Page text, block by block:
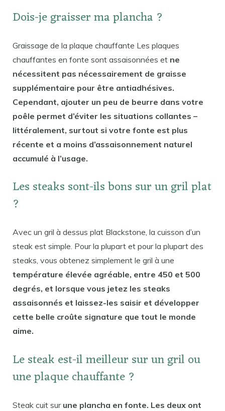
Dois-je graisser ma plancha ?
Graissage de la plaque chauffante Les plaques
chauffantes en fonte sont assaisonnées et ne
nécessitent pas nécessairement de graisse
supplémentaire pour être antiadhésives.
Cependant, ajouter un peu de beurre dans votre
poêle permet d’éviter les situations collantes –
littéralement, surtout si votre fonte est plus
récente et a moins d’assaisonnement naturel
accumulé à l’usage.
Les steaks sont-ils bons sur un gril plat
?
Avec un gril à dessus plat Blackstone, la cuisson d’un
steak est simple. Pour la plupart et pour la plupart des
steaks, vous obtenez simplement le gril à une
température élevée agréable, entre 450 et 500
degrés, et lorsque vous jetez les steaks
assaisonnés et laissez-les saisir et développer
cette belle croûte signature que tout le monde
aime.
Le steak est-il meilleur sur un gril ou
une plaque chauffante ?
Steak cuit sur une plancha en fonte. Les deux ont